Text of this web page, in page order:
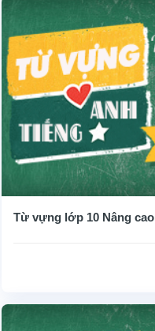
Từ vựng lớp 10 Nâng cao